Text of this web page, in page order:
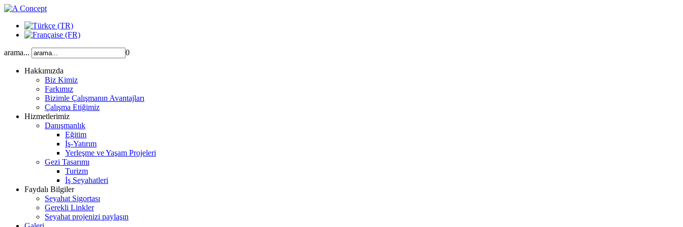
arama... 0
Hakkımızda
Biz Kimiz
Farkımız
Bizimle Çalışmanın Avantajları
Çalışma Etiğimiz
Hizmetlerimiz
Danışmanlık
Eğitim
İş-Yatırım
Yerleşme ve Yaşam Projeleri
Gezi Tasarımı
Turizm
İş Seyahatleri
Faydalı Bilgiler
Seyahat Sigortası
Gerekli Linkler
Seyahat projenizi paylaşın